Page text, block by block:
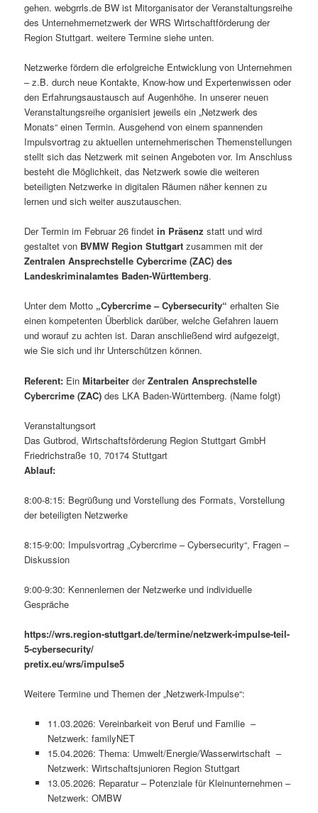
gehen. webgrrls.de BW ist Mitorganisator der Veranstaltungsreihe
des Unternehmernetzwerk der WRS Wirtschaftförderung der
Region Stuttgart. weitere Termine siehe unten.
Netzwerke fördern die erfolgreiche Entwicklung von Unternehmen
– z.B. durch neue Kontakte, Know-how und Expertenwissen oder
den Erfahrungsaustausch auf Augenhöhe. In unserer neuen
Veranstaltungsreihe organisiert jeweils ein „Netzwerk des
Monats“ einen Termin. Ausgehend von einem spannenden
Impulsvortrag zu aktuellen unternehmerischen Themenstellungen
stellt sich das Netzwerk mit seinen Angeboten vor. Im Anschluss
besteht die Möglichkeit, das Netzwerk sowie die weiteren
beteiligten Netzwerke in digitalen Räumen näher kennen zu
lernen und sich weiter auszutauschen.
Der Termin im Februar 26 findetin Präsenz statt und wird
gestaltet von BVMW Region Stuttgart zusammen mit der
Zentralen Ansprechstelle Cybercrime (ZAC) des
Landeskriminalamtes Baden-Württemberg.
Unter dem Motto „Cybercrime – Cybersecurity“ erhalten Sie
einen kompetenten Überblick darüber, welche Gefahren lauern
und worauf zu achten ist. Daran anschließend wird aufgezeigt,
wie Sie sich und ihr Unterschützen können.
Referent: EinMitarbeiter derZentralen Ansprechstelle
Cybercrime (ZAC)des LKA Baden-Württemberg. (Name folgt)
Veranstaltungsort
Das Gutbrod, Wirtschaftsförderung Region Stuttgart GmbH
Friedrichstraße 10, 70174 Stuttgart
Ablauf:
8:00-8:15: Begrüßung und Vorstellung des Formats, Vorstellung
der beteiligten Netzwerke
8:15-9:00: Impulsvortrag „Cybercrime – Cybersecurity“, Fragen –
Diskussion
9:00-9:30: Kennenlernen der Netzwerke und individuelle
Gespräche
https://wrs.region-stuttgart.de/termine/netzwerk-impulse-teil-
5-cybersecurity/
pretix.eu/wrs/impulse5
Weitere Termine und Themen der „Netzwerk-Impulse“:
11.03.2026: Vereinbarkeit von Beruf und Familie –
Netzwerk: familyNET
15.04.2026: Thema: Umwelt/Energie/Wasserwirtschaft –
Netzwerk: Wirtschaftsjunioren Region Stuttgart
13.05.2026: Reparatur – Potenziale für Kleinunternehmen –
Netzwerk: OMBW